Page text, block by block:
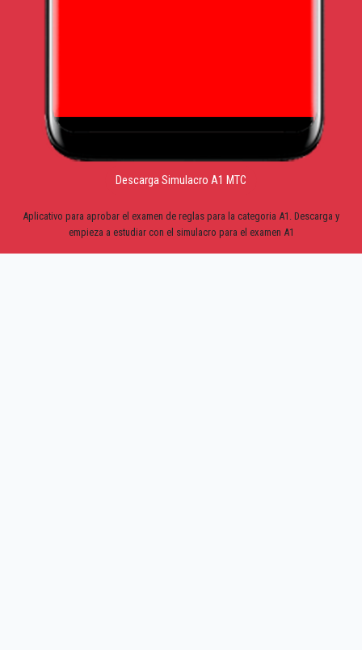
Descarga Simulacro A1 MTC
Aplicativo para aprobar el examen de reglas para la categoria A1. Descarga y
empieza a estudiar con el simulacro para el examen A1